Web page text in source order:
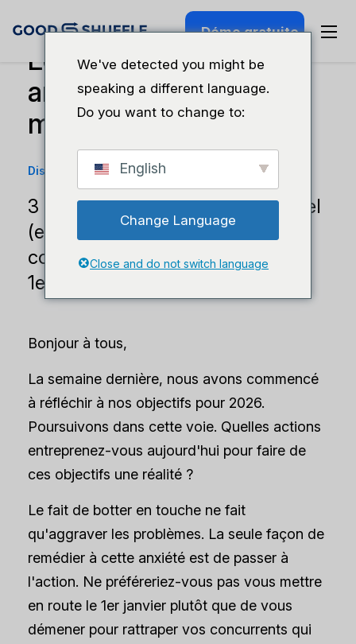
Démo gratuite
Le début de la nouvelle
année à ne pas
manquer
Discussions techniques· 10 novembre 2025
3 phases pour changer de logiciel
(et pourquoi vous devriez
commencer maintenant, pas le
1er janvier).
Bonjour à tous,
La semaine dernière, nous avons commencé
à réfléchir à nos objectifs pour 2026.
Poursuivons dans cette voie. Quelles actions
entreprenez-vous aujourd'hui pour faire de
ces objectifs une réalité ?
Le fait de botter en touche ne fait
qu'aggraver les problèmes. La seule façon de
remédier à cette anxiété est de passer à
l'action. Ne préféreriez-vous pas vous mettre
en route le 1er janvier plutôt que de vous
démener pour rattraper vos concurrents qui
We've detected you might be
speaking a different language.
Do you want to change to:
English
Change Language
Close and do not switch language